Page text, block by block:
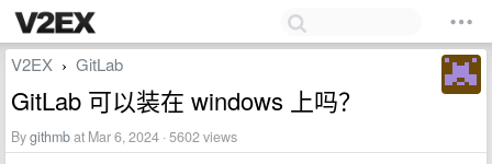
V2EX › GitLab
GitLab 可以装在 windows 上吗？
Bygithmbat Mar 6, 2024 · 5602 views